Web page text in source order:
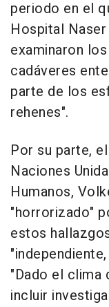
periodo en el
Hospital
examinaron
cadáveres
parte de los
rehenes".
Por su parte,
Naciones
Humanos,
"horrorizado"
estos
"Dado el clima
incluir